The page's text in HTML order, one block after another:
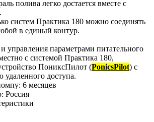
полива легко достается вместе с
систем Практика 180 можно соединять
в единый контур.
управления параметрами питательного
с системой Практика 180,
ПониксПилот (PonicsPilot) с
удаленного доступа.
6 месяцев
Россия